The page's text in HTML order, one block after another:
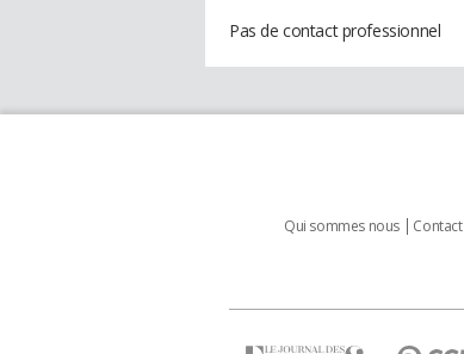
Pas de contact professionnel
Qui sommes nous Contact